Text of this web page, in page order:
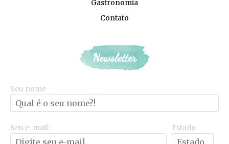
Gastronomia
Contato
Newsletter
Seu nome
Seu e-mail: Estado